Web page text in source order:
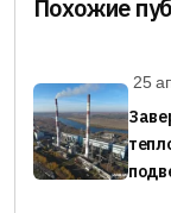
Похожие
25